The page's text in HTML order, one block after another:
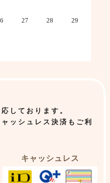
27 28 29
しております。
ッシュレス決済もご利
キャッシュレス